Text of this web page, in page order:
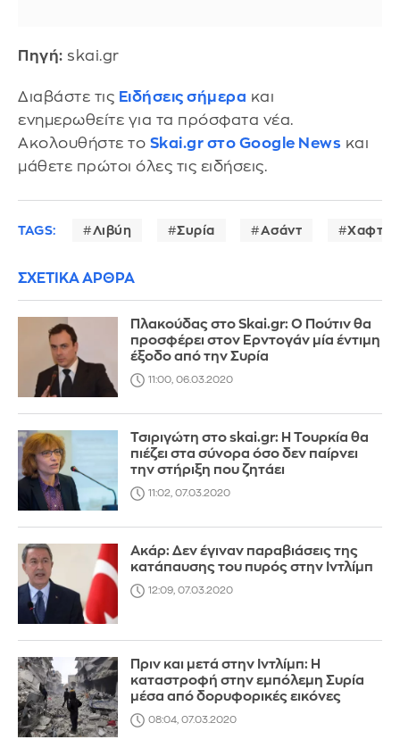
Πηγή: skai.gr
Διαβάστε τις Ειδήσεις σήμερα και
ενημερωθείτε για τα πρόσφατα νέα.
Ακολουθήστε το Skai.gr στο Google News και
μάθετε πρώτοι όλες τις ειδήσεις.
TAGS: Λιβύη Συρία Ασάντ Χαφτάρ
ΣΧΕΤΙΚΑ ΑΡΘΡΑ
Πλακούδας στο Skai.gr: Ο Πούτιν θα
προσφέρει στον Ερντογάν μία έντιμη
έξοδο από την Συρία
11:00, 06.03.2020
Τσιριγώτη στο skai.gr: Η Τουρκία θα
πιέζει στα σύνορα όσο δεν παίρνει
την στήριξη που ζητάει
11:02, 07.03.2020
Ακάρ: Δεν έγιναν παραβιάσεις της
κατάπαυσης του πυρός στην Ιντλίμπ
12:09, 07.03.2020
Πριν και μετά στην Ιντλίμπ: Η
καταστροφή στην εμπόλεμη Συρία
μέσα από δορυφορικές εικόνες
08:04, 07.03.2020